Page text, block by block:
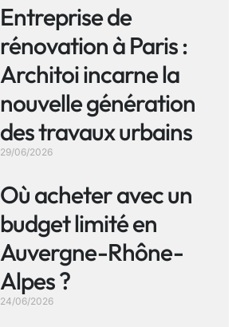
Entreprise de
rénovation à Paris :
Architoi incarne la
nouvelle génération
des travaux urbains
29/06/2026
Où acheter avec un
budget limité en
Auvergne-Rhône-
Alpes ?
24/06/2026